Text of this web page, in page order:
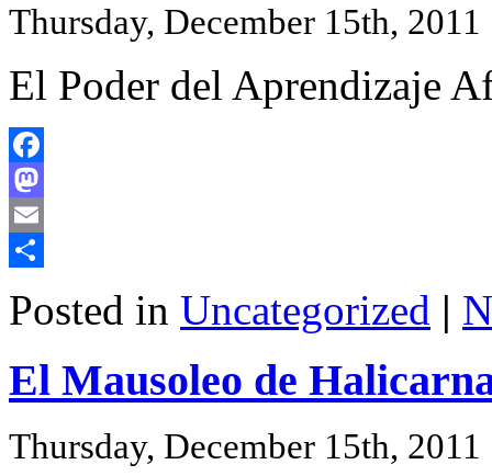
Thursday, December 15th, 2011
El Poder del Aprendizaje
Facebook
Mastodon
Email
Posted in Uncategorized |
El Mausoleo de
Thursday, December 15th, 2011